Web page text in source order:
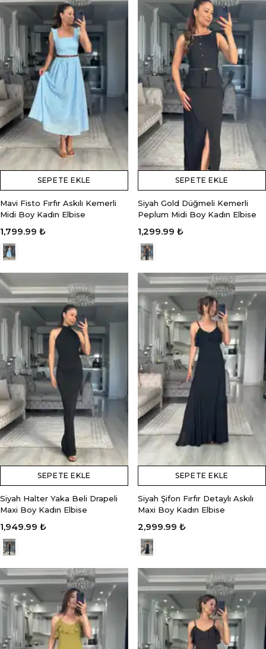
SEPETE EKLE
Mavi Fisto Fırfır Askılı Kemerli
Midi Boy Kadın Elbise
1,799.99 ₺
SEPETE EKLE
Siyah Gold Düğmeli Kemerli
Peplum Midi Boy Kadın Elbise
1,299.99 ₺
SEPETE EKLE
Siyah Halter Yaka Beli Drapeli
Maxi Boy Kadın Elbise
1,949.99 ₺
SEPETE EKLE
Siyah Şifon Fırfır Detaylı Askılı
Maxi Boy Kadın Elbise
2,999.99 ₺